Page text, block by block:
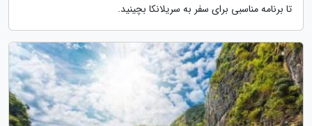
تا برنامه مناسبی برای سفر به سریلانکا بچینید.